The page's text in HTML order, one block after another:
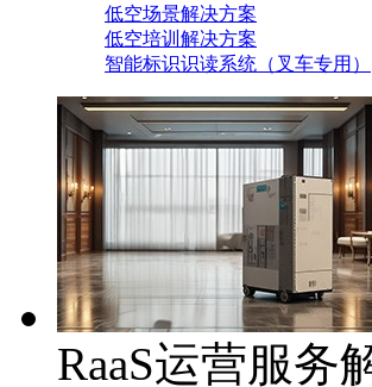
低空场景解决方案
低空培训解决方案
智能标识识读系统（叉车专用）
RaaS运营服务